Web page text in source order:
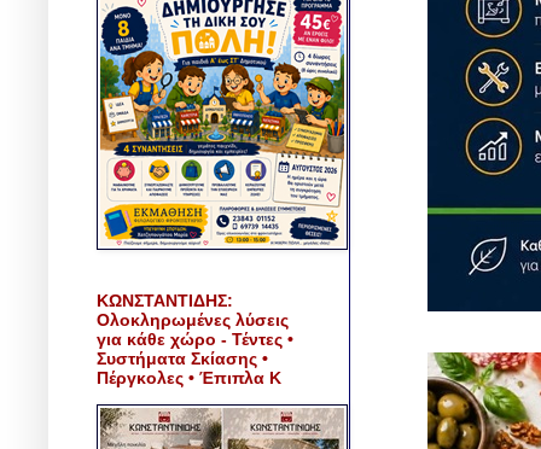
ΚΩΝΣΤΑΝΤΙΔΗΣ:
Ολοκληρωμένες λύσεις
για κάθε χώρο - Τέντες •
Συστήματα Σκίασης •
Πέργκολες • Έπιπλα Κ